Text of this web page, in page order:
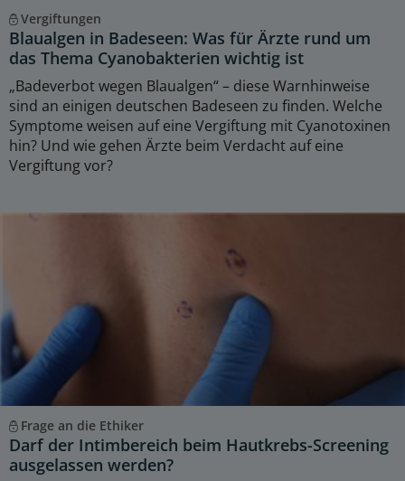
Vergiftungen
Blaualgen in Badeseen: Was für Ärzte rund um
das Thema Cyanobakterien wichtig ist
„Badeverbot wegen Blaualgen“ – diese Warnhinweise
sind an einigen deutschen Badeseen zu finden. Welche
Symptome weisen auf eine Vergiftung mit Cyanotoxinen
hin? Und wie gehen Ärzte beim Verdacht auf eine
Vergiftung vor?
Frage an die Ethiker
Darf der Intimbereich beim Hautkrebs-Screening
ausgelassen werden?